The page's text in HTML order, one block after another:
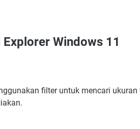
Windows 11
filter untuk mencari ukuran